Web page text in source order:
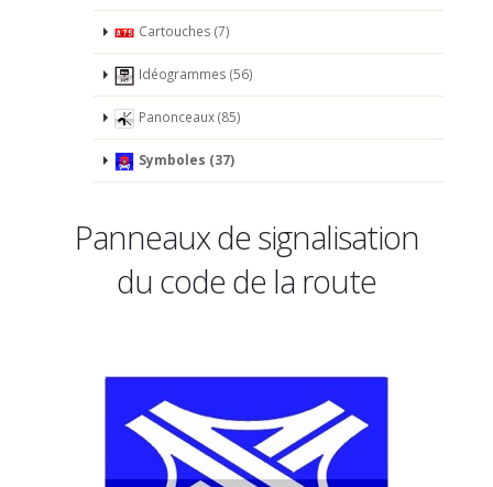
Cartouches (7)
Idéogrammes (56)
Panonceaux (85)
Symboles (37)
Panneaux de signalisation
du code de la route